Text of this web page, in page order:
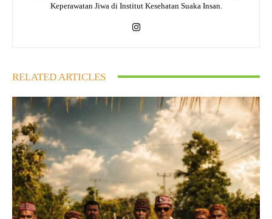
Keperawatan Jiwa di Institut Kesehatan Suaka Insan.
RELATED ARTICLES